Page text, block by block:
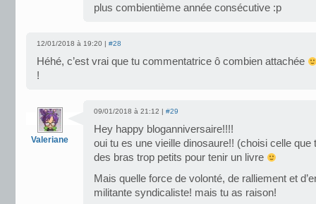
plus combientième année consécutive :p
12/01/2018 à 19:20 | #28
Héhé, c’est vrai que tu commentatrice ô combien attachée
!
Valeriane
09/01/2018 à 21:12 | #29
Hey happy bloganniversaire!!!!
oui tu es une vieille dinosaure!! (choisi celle
des bras trop petits pour tenir un livre
Mais quelle force de volonté, de ralliement et
militante syndicaliste! mais tu as raison!